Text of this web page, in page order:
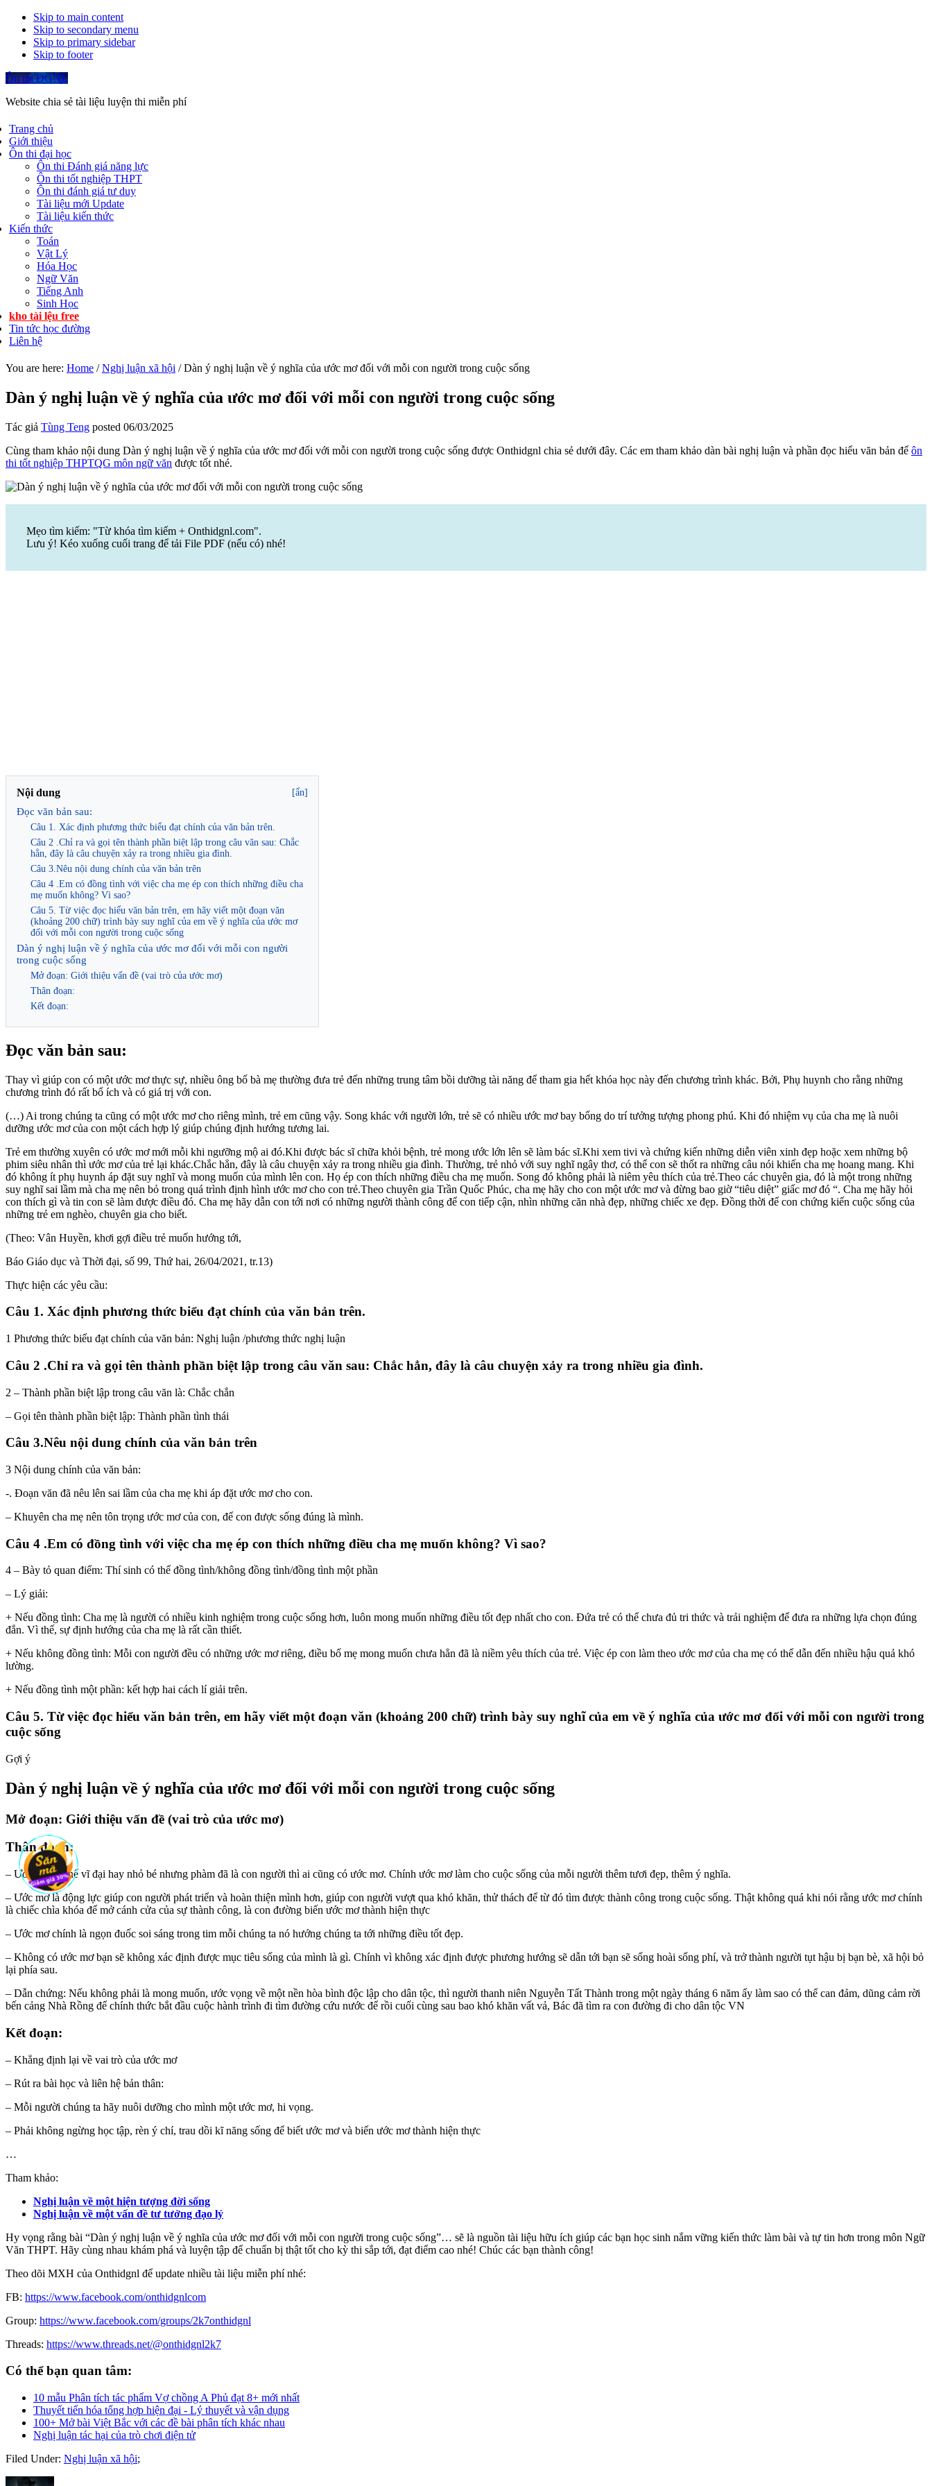
Skip to main content
Skip to secondary menu
Skip to primary sidebar
Skip to footer
Ôn thi ĐGNL
Website chia sẻ tài liệu luyện thi miễn phí
Trang chủ
Giới thiệu
Ôn thi đại học
Ôn thi Đánh giá năng lực
Ôn thi tốt nghiệp THPT
Ôn thi đánh giá tư duy
Tài liệu mới Update
Tài liệu kiến thức
Kiến thức
Toán
Vật Lý
Hóa Học
Ngữ Văn
Tiếng Anh
Sinh Học
kho tài lệu free
Tin tức học đường
Liên hệ
You are here: Home / Nghị luận xã hội /Dàn ý nghị luận về ý nghĩa của ước mơ đối với mỗi con người trong cuộc sống
Dàn ý nghị luận về ý nghĩa của ước mơ đối với mỗi con người trong cuộc sống
Tác giả Tùng Teng posted 06/03/2025
Cùng tham khảo nội dung Dàn ý nghị luận về ý nghĩa của ước mơ đối với mỗi con người trong cuộc sống được Onthidgnl chia sẻ dưới đây. Các em tham khảo dàn bài nghị luận và phần đọc hiểu văn bản để ôn
thi tốt nghiệp THPTQG môn ngữ văn được tốt nhé.
Mẹo tìm kiếm: "Từ khóa tìm kiếm + Onthidgnl.com".
Lưu ý! Kéo xuống cuối trang để tải File PDF (nếu có) nhé!
Nội dung [ẩn]
Đọc văn bản sau:
Câu 1. Xác định phương thức biểu đạt chính của văn bản trên.
Câu 2 .Chỉ ra và gọi tên thành phần biệt lập trong câu văn sau: Chắc
hẳn, đây là câu chuyện xảy ra trong nhiều gia đình.
Câu 3.Nêu nội dung chính của văn bản trên
Câu 4 .Em có đồng tình với việc cha mẹ ép con thích những điều cha
mẹ muốn không? Vì sao?
Câu 5. Từ việc đọc hiểu văn bản trên, em hãy viết một đoạn văn
(khoảng 200 chữ) trình bày suy nghĩ của em về ý nghĩa của ước mơ
đối với mỗi con người trong cuộc sống
Dàn ý nghị luận về ý nghĩa của ước mơ đối với mỗi con người
trong cuộc sống
Mở đoạn: Giới thiệu vấn đề (vai trò của ước mơ)
Thân đoạn:
Kết đoạn:
Đọc văn bản sau:
Thay vì giúp con có một ước mơ thực sự, nhiều ông bố bà mẹ thường đưa trẻ đến những trung tâm bồi dưỡng tài năng để tham gia hết khóa học này đến chương trình khác. Bởi, Phụ huynh cho rằng những
chương trình đó rất bổ ích và có giá trị với con.
(…) Ai trong chúng ta cũng có một ước mơ cho riêng mình, trẻ em cũng vậy. Song khác với người lớn, trẻ sẽ có nhiều ước mơ bay bổng do trí tưởng tượng phong phú. Khi đó nhiệm vụ của cha mẹ là nuôi
dưỡng ước mơ của con một cách hợp lý giúp chúng định hướng tương lai.
Trẻ em thường xuyên có ước mơ mới mỗi khi ngưỡng mộ ai đó.Khi được bác sĩ chữa khỏi bệnh, trẻ mong ước lớn lên sẽ làm bác sĩ.Khi xem tivi và chứng kiến những diễn viên xinh đẹp hoặc xem những bộ
phim siêu nhân thì ước mơ của trẻ lại khác.Chắc hẳn, đây là câu chuyện xảy ra trong nhiều gia đình. Thường, trẻ nhỏ với suy nghĩ ngây thơ, có thể con sẽ thốt ra những câu nói khiến cha mẹ hoang mang. Khi
đó không ít phụ huynh áp đặt suy nghĩ và mong muốn của mình lên con. Họ ép con thích những điều cha mẹ muốn. Song đó không phải là niêm yêu thích của trẻ.Theo các chuyên gia, đó là một trong những
suy nghĩ sai lầm mà cha mẹ nên bỏ trong quá trình định hình ước mơ cho con trẻ.Theo chuyên gia Trần Quốc Phúc, cha mẹ hãy cho con một ước mơ và đừng bao giờ “tiêu diệt” giấc mơ đó “. Cha mẹ hãy hỏi
con thích gì và tin con sẽ làm được điều đó. Cha mẹ hãy dẫn con tới nơi có những người thành công để con tiếp cận, nhìn những căn nhà đẹp, những chiếc xe đẹp. Đồng thời để con chứng kiến cuộc sống của
những trẻ em nghèo, chuyên gia cho biết.
(Theo: Vân Huyền, khơi gợi điều trẻ muốn hướng tới,
Báo Giáo dục và Thời đại, số 99, Thứ hai, 26/04/2021, tr.13)
Thực hiện các yêu cầu:
Câu 1. Xác định phương thức biểu đạt chính của văn bản trên.
1 Phương thức biểu đạt chính của văn bản: Nghị luận /phương thức nghị luận
Câu 2 .Chỉ ra và gọi tên thành phần biệt lập trong câu văn sau: Chắc hẳn, đây là câu chuyện xảy ra trong nhiều gia đình.
2 – Thành phần biệt lập trong câu văn là: Chắc chắn
– Gọi tên thành phần biệt lập: Thành phần tình thái
Câu 3.Nêu nội dung chính của văn bản trên
3 Nội dung chính của văn bản:
-. Đoạn văn đã nêu lên sai lầm của cha mẹ khi áp đặt ước mơ cho con.
– Khuyên cha mẹ nên tôn trọng ước mơ của con, để con được sống đúng là mình.
Câu 4 .Em có đồng tình với việc cha mẹ ép con thích những điều cha mẹ muốn không? Vì sao?
4 – Bày tỏ quan điểm: Thí sinh có thể đồng tình/không đồng tình/đồng tình một phần
– Lý giải:
+ Nếu đồng tình: Cha mẹ là người có nhiều kinh nghiệm trong cuộc sống hơn, luôn mong muốn những điều tốt đẹp nhất cho con. Đứa trẻ có thể chưa đủ tri thức và trải nghiệm để đưa ra những lựa chọn đúng
đắn. Vì thế, sự định hướng của cha mẹ là rất cần thiết.
+ Nếu không đồng tình: Mỗi con người đều có những ước mơ riêng, điều bố mẹ mong muốn chưa hẳn đã là niềm yêu thích của trẻ. Việc ép con làm theo ước mơ của cha mẹ có thể dẫn đến nhiều hậu quả khó
lường.
+ Nếu đồng tình một phần: kết hợp hai cách lí giải trên.
Câu 5. Từ việc đọc hiểu văn bản trên, em hãy viết một đoạn văn (khoảng 200 chữ) trình bày suy nghĩ của em về ý nghĩa của ước mơ đối với mỗi con người trong
cuộc sống
Gợi ý
Dàn ý nghị luận về ý nghĩa của ước mơ đối với mỗi con người trong cuộc sống
Mở đoạn: Giới thiệu vấn đề (vai trò của ước mơ)
Thân đoạn:
– Ước mơ có thể vĩ đại hay nhỏ bé nhưng phàm đã là con người thì ai cũng có ước mơ. Chính ước mơ làm cho cuộc sống của mỗi người thêm tươi đẹp, thêm ý nghĩa.
– Ước mơ là động lực giúp con người phát triển và hoàn thiện mình hơn, giúp con người vượt qua khó khăn, thử thách để từ đó tìm được thành công trong cuộc sống. Thật không quá khi nói rằng ước mơ chính
là chiếc chìa khóa để mở cánh cửa của sự thành công, là con đường biến ước mơ thành hiện thực
– Ước mơ chính là ngọn đuốc soi sáng trong tim mỗi chúng ta nó hướng chúng ta tới những điều tốt đẹp.
– Không có ước mơ bạn sẽ không xác định được mục tiêu sống của mình là gì. Chính vì không xác định được phương hướng sẽ dẫn tới bạn sẽ sống hoài sống phí, và trở thành người tụt hậu bị bạn bè, xã hội bỏ
lại phía sau.
– Dẫn chứng: Nếu không phải là mong muốn, ước vọng về một nền hòa bình độc lập cho dân tộc, thì người thanh niên Nguyễn Tất Thành trong một ngày tháng 6 năm ấy làm sao có thể can đảm, dũng cảm rời
bến cảng Nhà Rồng để chính thức bắt đầu cuộc hành trình đi tìm đường cứu nước để rồi cuối cùng sau bao khó khăn vất vả, Bác đã tìm ra con đường đi cho dân tộc VN
Kết đoạn:
– Khẳng định lại về vai trò của ước mơ
– Rút ra bài học và liên hệ bản thân:
– Mỗi người chúng ta hãy nuôi dưỡng cho mình một ước mơ, hi vọng.
– Phải không ngừng học tập, rèn ý chí, trau dồi kĩ năng sống để biết ước mơ và biến ước mơ thành hiện thực
…
Tham khảo:
Nghị luận về một hiện tượng đời sống
Nghị luận về một vấn đề tư tưởng đạo lý
Hy vọng rằng bài “Dàn ý nghị luận về ý nghĩa của ước mơ đối với mỗi con người trong cuộc sống”… sẽ là nguồn tài liệu hữu ích giúp các bạn học sinh nắm vững kiến thức làm bài và tự tin hơn trong môn Ngữ
Văn THPT. Hãy cùng nhau khám phá và luyện tập để chuẩn bị thật tốt cho kỳ thi sắp tới, đạt điểm cao nhé! Chúc các bạn thành công!
Theo dõi MXH của Onthidgnl để update nhiều tài liệu miễn phí nhé:
FB: https://www.facebook.com/onthidgnlcom
Group: https://www.facebook.com/groups/2k7onthidgnl
Threads: https://www.threads.net/@onthidgnl2k7
Có thể bạn quan tâm:
10 mẫu Phân tích tác phẩm Vợ chồng A Phủ đạt 8+ mới nhất
Thuyết tiến hóa tổng hợp hiện đại - Lý thuyết và vận dụng
100+ Mở bài Việt Bắc với các đề bài phân tích khác nhau
Nghị luận tác hại của trò chơi điện tử
Filed Under: Nghị luận xã hội;